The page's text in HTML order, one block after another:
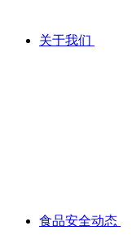
关于我们
食品安全动态